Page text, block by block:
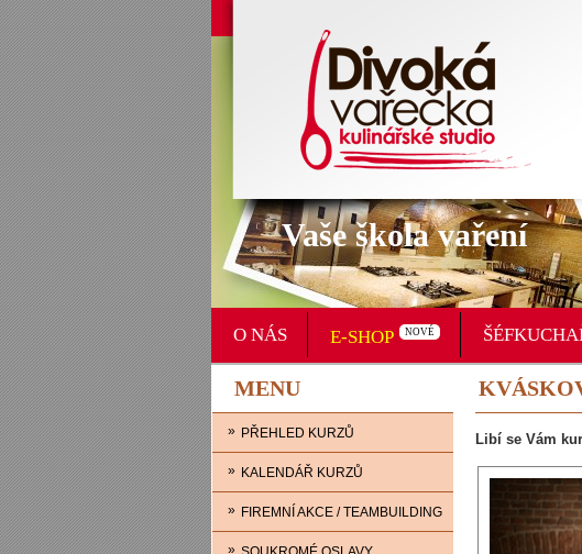
Vaše škola vaření
O NÁS E-SHOP NOVÉ
MENU
» PŘEHLED KURZŮ
» KALENDÁŘ KURZŮ
» FIREMNÍ AKCE / TEAMBUILDING
»
Libí se Vám